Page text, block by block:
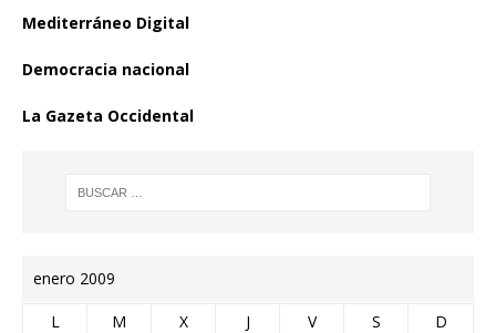
Mediterráneo Digital
Democracia nacional
La Gazeta Occidental
enero 2009
L M X J V S D